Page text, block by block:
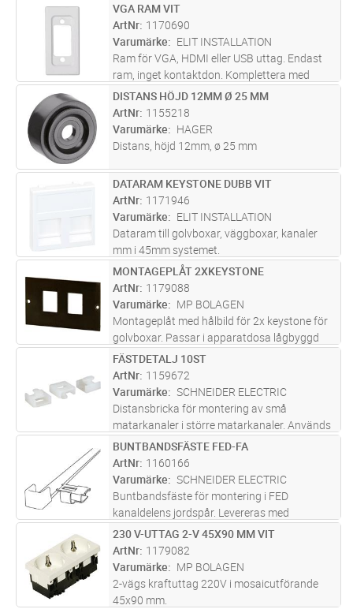
ST Lägg i kundvagn
VGA RAM VIT
ArtNr 1170690
Varumärke
ELIT INSTALLATION
Ram för VGA, HDMI eller USB uttag. Endast
ram, inget kontaktdon. Komplettera med
skarvkabel 1170762 VGA hona-hona 200mm,
1170764 USB hona-hona 250mm, 1170765
HDMI hona-hona 180mm
ST Lägg i kundvagn
DISTANS HÖJD 12MM Ø 25 MM
ArtNr 1155218
Varumärke
HAGER
Distans, höjd 12mm, ø 25 mm
ST Lägg i kundvagn
DATARAM KEYSTONE DUBB VIT
ArtNr 1171946
Varumärke
ELIT INSTALLATION
Dataram till golvboxar, väggboxar, kanaler
mm i 45mm systemet.
ST Lägg i kundvagn
MONTAGEPLÅT 2XKEYSTONE
ArtNr 1179088
Varumärke
MP BOLAGEN
Montageplåt med hålbild för 2x keystone för
golvboxar. Passar i apparatdosa lågbyggd
1179074 eller till montageram 1179086.
FP Lägg i kundvagn
FÄSTDETALJ 10ST
ArtNr 1159672
Varumärke
SCHNEIDER ELECTRIC
Distansbricka för montering av små
matarkanaler i större matarkanaler. Används
även vid montering av buntband.
ST Lägg i kundvagn
BUNTBANDSFÄSTE FED-FA
ArtNr 1160166
Varumärke
SCHNEIDER ELECTRIC
Buntbandsfäste för montering i FED
kanaldelens jordspår. Levereras med
buntband.
ST Lägg i kundvagn
230 V-UTTAG 2-V 45X90 MM VIT
ArtNr 1179082
Varumärke
MP BOLAGEN
2-vägs kraftuttag 220V i mosaicutförande
45x90 mm.